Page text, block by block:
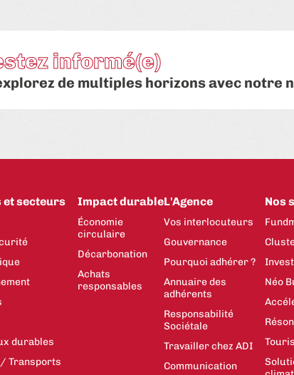
informé(e)
de multiples horizons avec notre
et secteurs
durables
Transports
Impact durable
Économie
circulaire
Décarbonation
Achats
responsables
L'Agence
Vos interlocuteurs
Gouvernance
Pourquoi adhérer ?
Annuaire des
adhérents
Responsabilité
Sociétale
Travailler chez ADI
Communication
Nos
Néo